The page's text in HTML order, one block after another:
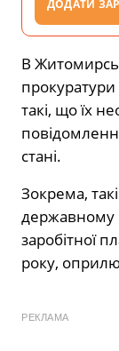
ДОДАТИ
В
такі, що їх
стані.
Зокрема,
державному
заробітної
року,
РЕКЛАМА